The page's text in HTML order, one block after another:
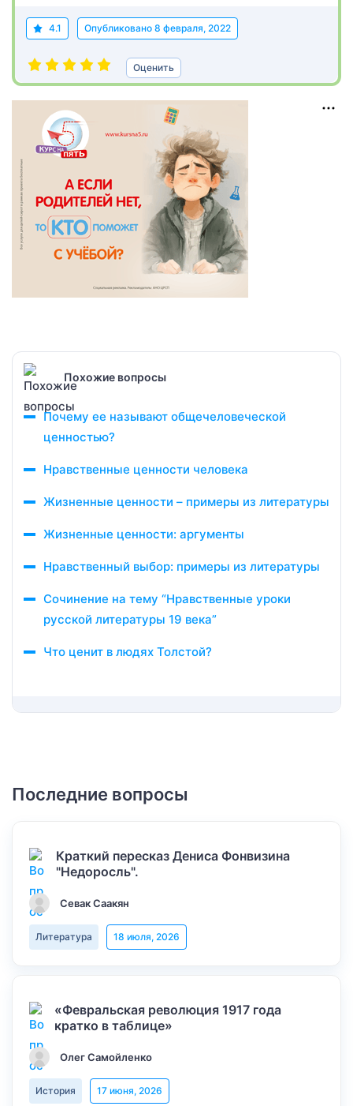
4.1 Опубликовано 8 февраля, 2022
Оценить
Похожие вопросы
Почему ее называют общечеловеческой
ценностью?
Нравственные ценности человека
Жизненные ценности – примеры из литературы
Жизненные ценности: аргументы
Нравственный выбор: примеры из литературы
Сочинение на тему “Нравственные уроки
русской литературы 19 века”
Что ценит в людях Толстой?
Последние вопросы
Краткий пересказ Дениса Фонвизина
"Недоросль".
Севак Саакян
Литература 18 июля, 2026
«Февральская революция 1917 года
кратко в таблице»
Олег Самойленко
История 17 июня, 2026